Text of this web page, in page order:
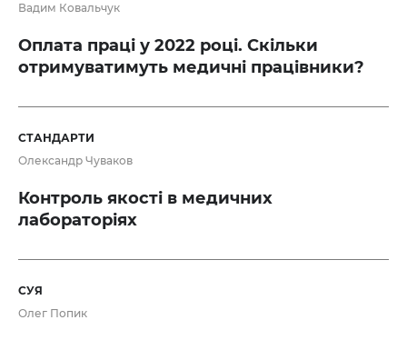
Вадим Ковальчук
Оплата праці у 2022 році. Скільки
отримуватимуть медичні працівники?
СТАНДАРТИ
Олександр Чуваков
Контроль якості в медичних
лабораторіях
СУЯ
Олег Попик